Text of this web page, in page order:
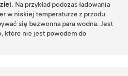
). Na przykład podczas ładowania
w niskiej temperaturze z przodu
się bezwonna para wodna. Jest
które nie jest powodem do